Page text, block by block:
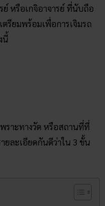
หรือเกจิอาจารย์ ที่นับถือ
รียมพร้อมเพื่อการเจิมรถ
นี้
ราะทางวัด หรือสถานที่ที่
ยละเอียดกันดีว่าใน 3 ขั้น